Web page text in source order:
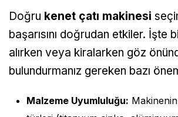
Doğru kenet çatı makinesi
başarısını doğrudan etkiler. İşte
alırken veya kiralarken göz
bulundurmanız gereken bazı
Malzeme Uyumluluğu: